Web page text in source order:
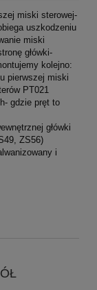
miski sterowej-
uszkodzeniu
miski
główki-
kolejno:
pierwszej miski
PT021
gdzie pręt to
główki
ZS56)
i